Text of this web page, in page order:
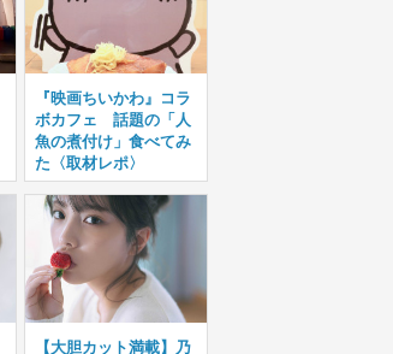
『映画ちいかわ』コラ
ボカフェ 話題の「人
魚の煮付け」食べてみ
た〈取材レポ〉
【大胆カット満載】乃